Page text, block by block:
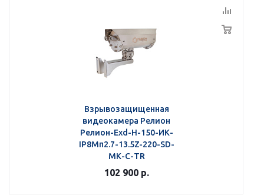
Взрывозащищенная
видеокамера Релион
Релион-Exd-Н-150-ИК-
IP8Мп2.7-13.5Z-220-SD-
МК-С-TR
102 900р.